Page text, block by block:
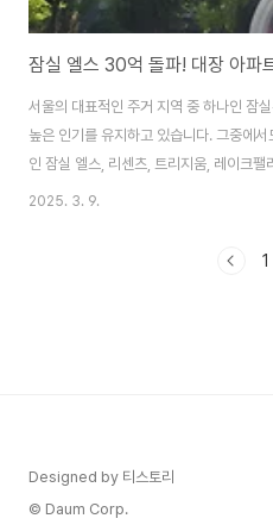
잠실 엘스 30억 돌파! 대장 아파
서울의 대표적인 주거 지역 중 하나인 잠
높은 인기를 유지하고 있습니다. 그중에
인 잠실 엘스, 리센츠, 트리지움, 레이크팰
인프라로 많은 관심을 받고 있습니다. 이
록 하겠습니다. 1. 각 단지의 기본 정보아
2025. 3. 9.
1
Designed by 티스토리
© Daum Corp.